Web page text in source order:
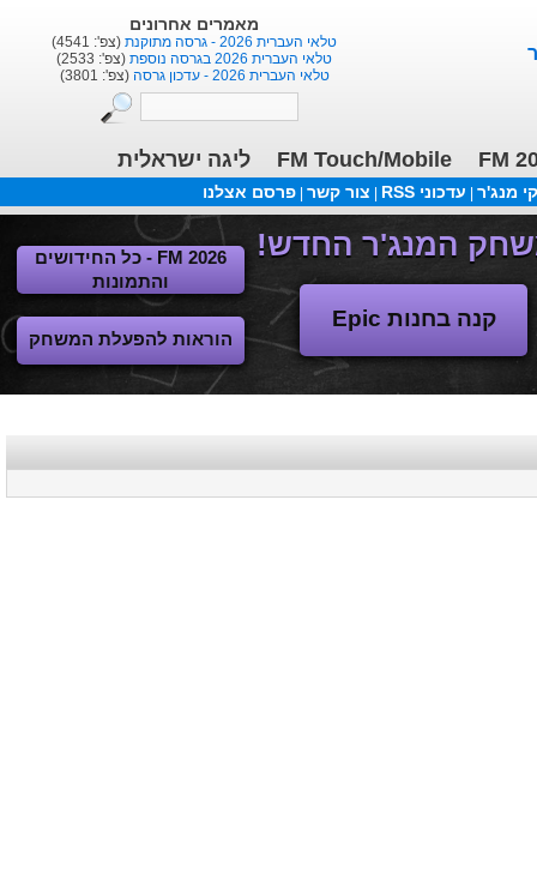
הורדות אחרונות
FM 26 - ליגות נמוכות, תקציבים, העברות 13/2
(הו': 1373)
תלבושת לליגת העל+הלאומית(הו': 1082)
ליגות נשים ישראלית בכדורגל(הו': 105)
FM
FM Touch/Mobile ליגה ישראלית
מנג'ר עדכוני RSS צור קשר פרסם אצלנו
קנה בחנות Epic
FM 2026 - כל החידושים
והתמונות
הוראות להפעלת המשחק